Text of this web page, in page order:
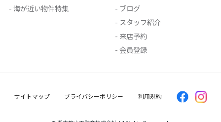
- 海が近い物件特集
- ブログ
- スタッフ紹介
- 来店予約
- 会員登録
サイトマップ プライバシーポリシー 利用規約